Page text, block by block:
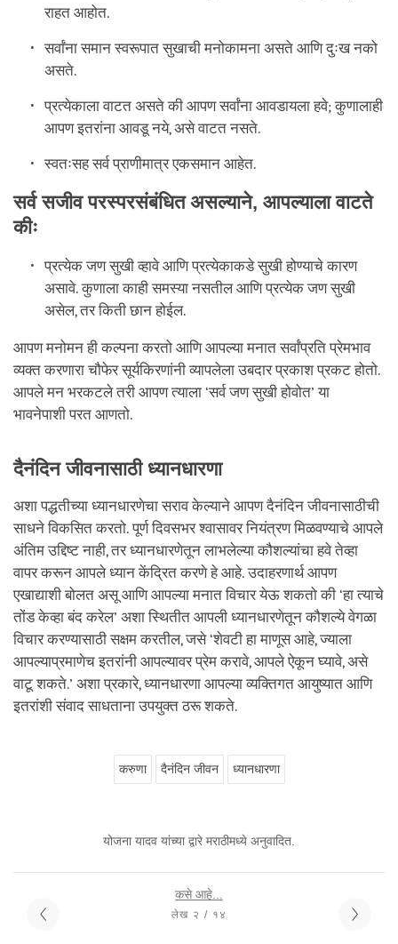
राहत आहोत.
सर्वांना समान स्वरूपात सुखाची मनोकामना असते आणि दुःख नको
असते.
प्रत्येकाला वाटत असते की आपण सर्वांना आवडायला हवे; कुणालाही
आपण इतरांना आवडू नये, असे वाटत नसते.
स्वतःसह सर्व प्राणीमात्र एकसमान आहेत.
सर्व सजीव परस्परसंबंधित असल्याने, आपल्याला वाटते
कीः
प्रत्येक जण सुखी व्हावे आणि प्रत्येकाकडे सुखी होण्याचे कारण
असावे. कुणाला काही समस्या नसतील आणि प्रत्येक जण सुखी
असेल, तर किती छान होईल.
आपण मनोमन ही कल्पना करतो आणि आपल्या मनात सर्वांप्रति प्रेमभाव
व्यक्त करणारा चौफेर सूर्यकिरणांनी व्यापलेला उबदार प्रकाश प्रकट होतो.
आपले मन भरकटले तरी आपण त्याला ‘सर्व जण सुखी होवोत’ या
भावनेपाशी परत आणतो.
दैनंदिन जीवनासाठी ध्यानधारणा
अशा पद्धतीच्या ध्यानधारणेचा सराव केल्याने आपण दैनंदिन जीवनासाठीची
साधने विकसित करतो. पूर्ण दिवसभर श्वासावर नियंत्रण मिळवण्याचे आपले
अंतिम उद्दिष्ट नाही, तर ध्यानधारणेतून लाभलेल्या कौशल्यांचा हवे तेव्हा
वापर करून आपले ध्यान केंद्रित करणे हे आहे. उदाहरणार्थ आपण
एखाद्याशी बोलत असू आणि आपल्या मनात विचार येऊ शकतो की ‘हा त्याचे
तोंड केव्हा बंद करेल’ अशा स्थितीत आपली ध्यानधारणेतून कौशल्ये वेगळा
विचार करण्यासाठी सक्षम करतील, जसे ‘शेवटी हा माणूस आहे, ज्याला
आपल्याप्रमाणेच इतरांनी आपल्यावर प्रेम करावे, आपले ऐकून घ्यावे, असे
वाटू शकते.’ अशा प्रकारे, ध्यानधारणा आपल्या व्यक्तिगत आयुष्यात आणि
इतरांशी संवाद साधताना उपयुक्त ठरू शकते.
करुणा दैनंदिन जीवन ध्यानधारणा
योजना यादव यांच्या द्वारे मराठीमध्ये अनुवादित.
कसे आहे...
लेख २ / १४